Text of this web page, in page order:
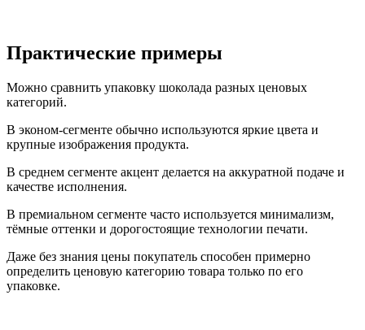
Практические примеры
Можно сравнить упаковку шоколада разных ценовых
категорий.
В эконом-сегменте обычно используются яркие цвета и
крупные изображения продукта.
В среднем сегменте акцент делается на аккуратной подаче и
качестве исполнения.
В премиальном сегменте часто используется минимализм,
тёмные оттенки и дорогостоящие технологии печати.
Даже без знания цены покупатель способен примерно
определить ценовую категорию товара только по его
упаковке.